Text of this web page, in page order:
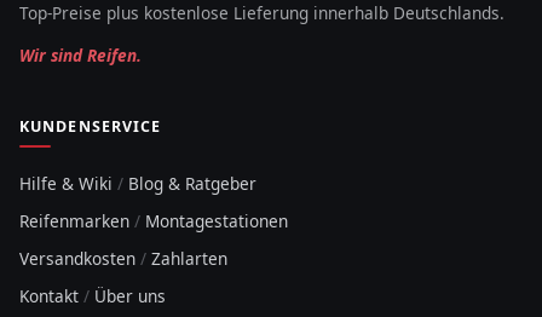
Top-Preise plus kostenlose Lieferung innerhalb Deutschlands.
Wir sind Reifen.
KUNDENSERVICE
Hilfe & Wiki / Blog & Ratgeber
Reifenmarken / Montagestationen
Versandkosten / Zahlarten
Kontakt / Über uns